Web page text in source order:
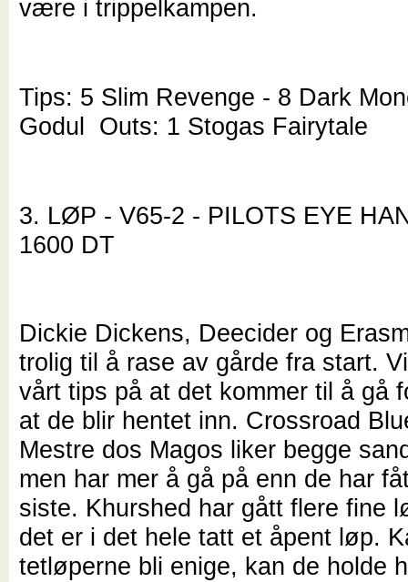
være i trippelkampen.
Tips: 5 Slim Revenge - 8 Dark
Godul Outs: 1 Stogas Fairytale
3. LØP - V65-2 - PILOTS EYE
1600 DT
Dickie Dickens, Deecider og
trolig til å rase av gårde fra start.
vårt tips på at det kommer til å gå
at de blir hentet inn. Crossroad
Mestre dos Magos liker begge
men har mer å gå på enn de har
siste. Khurshed har gått flere fine
det er i det hele tatt et åpent løp.
tetløperne bli enige, kan de holde